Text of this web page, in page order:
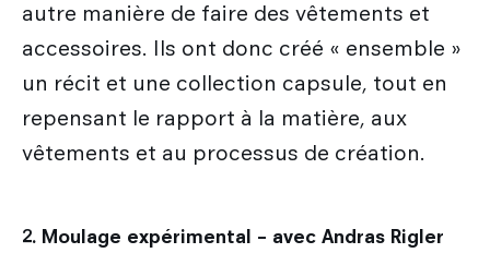
autre manière de faire des vêtements et
accessoires. Ils ont donc créé « ensemble »
un récit et une collection capsule, tout en
repensant le rapport à la matière, aux
vêtements et au processus de création.
2. Moulage expérimental – avec Andras Rigler